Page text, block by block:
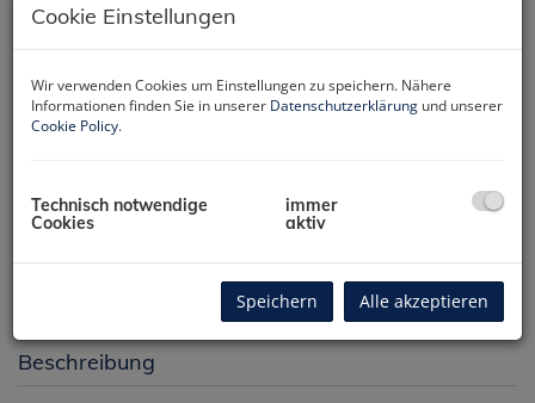
Luftbild/Lage
Beschreibung
Cookie Einstellungen
Wir verwenden Cookies um Einstellungen zu speichern. Nähere
Informationen finden Sie in unserer Datenschutzerklärung und unserer
Cookie Policy.
Technisch notwendige
Cookies
immer
aktiv
Speichern Alle akzeptieren